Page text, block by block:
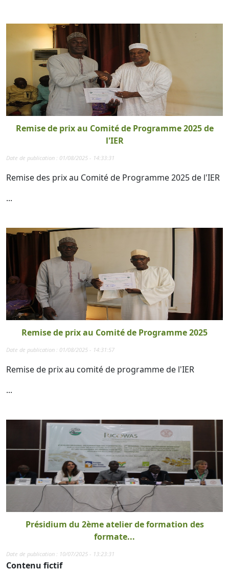
Remise de prix au Comité de Programme 2025 de
l'IER
Date de publication : 01/08/2025 - 14:33:31
Remise des prix au Comité de Programme 2025 de l'IER
...
Remise de prix au Comité de Programme 2025
Date de publication : 01/08/2025 - 14:31:57
Remise de prix au comité de programme de l'IER
...
Présidium du 2ème atelier de formation des
formate...
Date de publication : 10/07/2025 - 13:23:31
Contenu fictif